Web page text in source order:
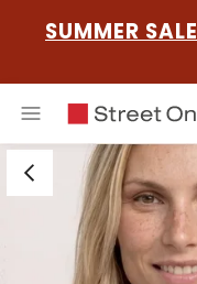
SUMMER SALE